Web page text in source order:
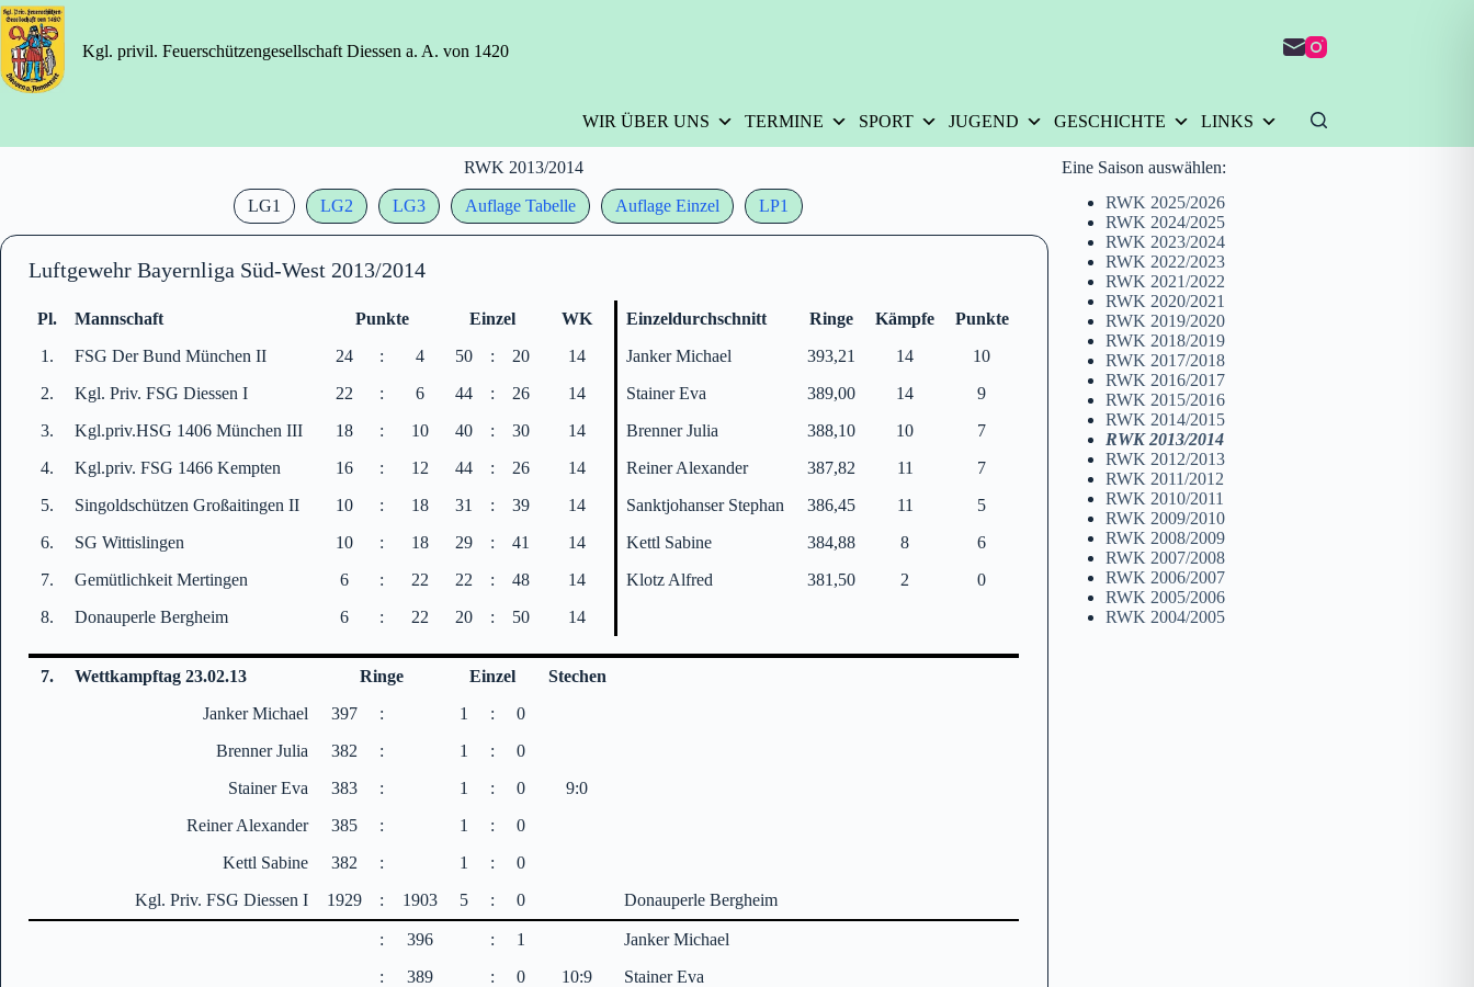
Zum
Inhalt
springen
Kgl. privil. Feuerschützengesellschaft Diessen a. A. von 1420
WIR ÜBER UNS TERMINE SPORT JUGEND GESCHICHTE LINKS
RWK 2013/2014
LG1 LG2 LG3 Auflage Tabelle Auflage Einzel LP1
Luftgewehr Bayernliga Süd-West 2013/2014
Pl. Mannschaft Punkte Einzel WK Einzeldurchschnitt Ringe Kämpfe
Punkte
1.
FSG Der Bund München II 24 : 4 50 : 20 14 Janker Michael 393,21 14
10
2.
Kgl. Priv. FSG Diessen I 22 : 6 44 : 26 14 Stainer Eva 389,00 14
9
3.
Kgl.priv.HSG 1406 München III 18 : 10 40 : 30 14 Brenner Julia 388,10 10
7
4.
Kgl.priv. FSG 1466 Kempten 16 : 12 44 : 26 14 Reiner Alexander 387,82 11
7
5.
Singoldschützen Großaitingen II 10 : 18 31 : 39 14 Sanktjohanser Stephan 386,45 11
5
6.
SG Wittislingen 10 : 18 29 : 41 14 Kettl Sabine 384,88 8
6
7.
Gemütlichkeit Mertingen 6 : 22 22 : 48 14 Klotz Alfred 381,50 2
0
8.
Donauperle Bergheim 6 : 22 20 : 50 14
7. Wettkampftag 23.02.13 Ringe Einzel
Stechen
Janker Michael
397 : 1 :
0
Brenner Julia
382 : 1 :
0
Stainer Eva
383 : 1 : 0
9:0
Reiner Alexander
385 : 1 :
0
Kettl Sabine
382 : 1 :
0
Kgl. Priv. FSG Diessen I
1929 : 1903 5 : 0 Donauperle Bergheim
: 396 : 1
Janker Michael
:
389 : 0 10:9
Stainer Eva
Eine Saison auswählen:
RWK 2025/2026
RWK 2024/2025
RWK 2023/2024
RWK 2022/2023
RWK 2021/2022
RWK 2020/2021
RWK 2019/2020
RWK 2018/2019
RWK 2017/2018
RWK 2016/2017
RWK 2015/2016
RWK 2014/2015
RWK 2013/2014
RWK 2012/2013
RWK 2011/2012
RWK 2010/2011
RWK 2009/2010
RWK 2008/2009
RWK 2007/2008
RWK 2006/2007
RWK 2005/2006
RWK 2004/2005